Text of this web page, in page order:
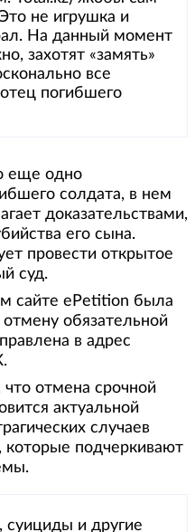
не игрушка и
На данный момент
захотят «замять»
все
погибшего
еще одно
солдата, в нем
доказательствами,
его сына.
провести открытое
суд.
сайте ePetition была
отмену обязательной
в адрес
отмена срочной
актуальной
случаев
подчеркивают
суициды и другие